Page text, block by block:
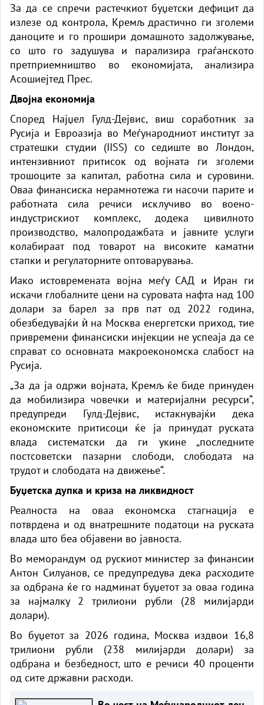
За да се спречи растечкиот буџетски дефицит да
излезе од контрола, Кремљ драстично ги зголеми
даноците и го прошири домашното задолжување,
со што го задушува и парализира граѓанското
претприемништво во економијата, анализира
Асошиејтед Прес.
Двојна економија
Според Најџел Гулд-Дејвис, виш соработник за
Русија и Евроазија во Меѓународниот институт за
стратешки студии (IISS) со седиште во Лондон,
интензивниот притисок од војната ги зголеми
трошоците за капитал, работна сила и суровини.
Оваа финансиска нерамнотежа ги насочи парите и
работната сила речиси исклучиво во воено-
индустрискиот комплекс, додека цивилното
производство, малопродажбата и јавните услуги
колабираат под товарот на високите каматни
стапки и регулаторните оптоварувања.
Иако истовремената војна меѓу САД и Иран ги
искачи глобалните цени на суровата нафта над 100
долари за барел за прв пат од 2022 година,
обезбедувајќи ѝ на Москва енергетски приход, тие
привремени финансиски инјекции не успеаја да се
справат со основната макроекономска слабост на
Русија.
„За да ја одржи војната, Кремљ ќе биде принуден
да мобилизира човечки и материјални ресурси“,
предупреди Гулд-Дејвис, истакнувајќи дека
економските притисоци ќе ја принудат руската
влада систематски да ги укине „последните
постсоветски пазарни слободи, слободата на
трудот и слободата на движење“.
Буџетска дупка и криза на ликвидност
Реалноста на оваа економска стагнација е
потврдена и од внатрешните податоци на руската
влада што беа објавени во јавноста.
Во меморандум од рускиот министер за финансии
Антон Силуанов, се предупредува дека расходите
за одбрана ќе го надминат буџетот за оваа година
за најмалку 2 трилиони рубли (28 милијарди
долари).
Во буџетот за 2026 година, Москва издвои 16,8
трилиони рубли (238 милијарди долари) за
одбрана и безбедност, што е речиси 40 проценти
од сите државни расходи.